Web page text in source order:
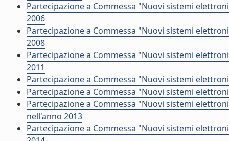
Partecipazione a Commessa "Nuovi sistemi
2006
Partecipazione a Commessa "Nuovi sistemi
2008
Partecipazione a Commessa "Nuovi sistemi
2011
Partecipazione a Commessa "Nuovi sistemi
Partecipazione a Commessa "Nuovi sistemi
Partecipazione a Commessa "Nuovi sistemi
nell'anno 2013
Partecipazione a Commessa "Nuovi sistemi